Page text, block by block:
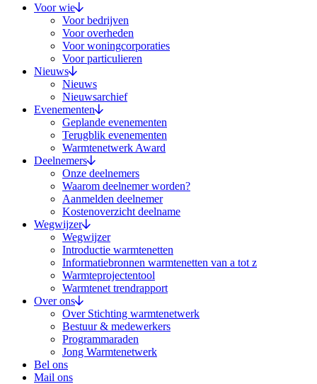
Voor wie
Voor bedrijven
Voor overheden
Voor woningcorporaties
Voor particulieren
Nieuws
Nieuws
Nieuwsarchief
Evenementen
Geplande evenementen
Terugblik evenementen
Warmtenetwerk Award
Deelnemers
Onze deelnemers
Waarom deelnemer worden?
Aanmelden deelnemer
Kostenoverzicht deelname
Wegwijzer
Wegwijzer
Introductie warmtenetten
Informatiebronnen warmtenetten van a tot z
Warmteprojectentool
Warmtenet trendrapport
Over ons
Over Stichting warmtenetwerk
Bestuur & medewerkers
Programmaraden
Jong Warmtenetwerk
Bel ons
Mail ons